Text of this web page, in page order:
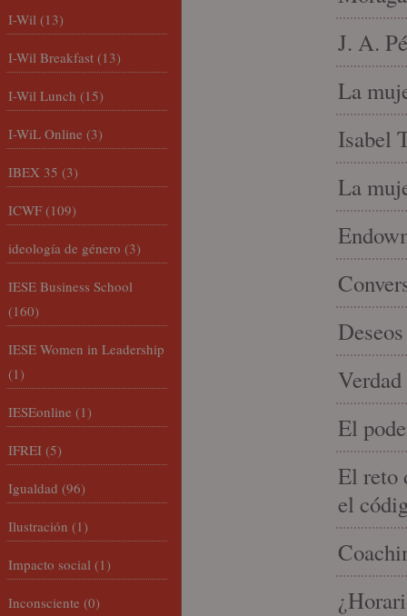
J. A.
La
Isabel
La
El
El reto
el
I-Wil (13)
I-Wil Breakfast (13)
I-Wil Lunch (15)
I-WiL Online (3)
IBEX 35 (3)
ICWF (109)
ideología de género (3)
IESE Business School
(160)
IESE Women in Leadership
(1)
IESEonline (1)
IFREI (5)
Igualdad (96)
Ilustración (1)
Impacto social (1)
Inconsciente (0)